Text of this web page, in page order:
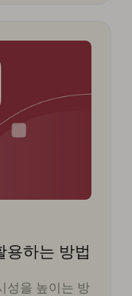
용하는 방법
성을 높이는 방